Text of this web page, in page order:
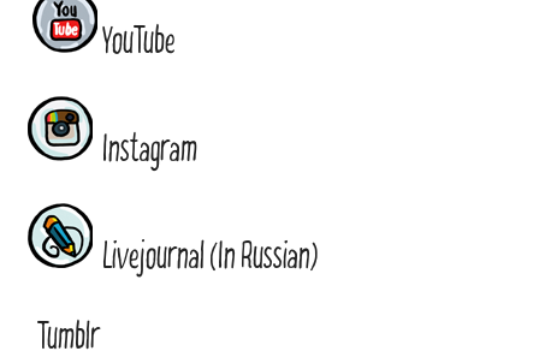
YouTube
Instagram
Livejournal (In Russian)
Tumblr